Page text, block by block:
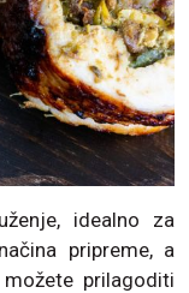
idealno za
pripreme, a
prilagoditi